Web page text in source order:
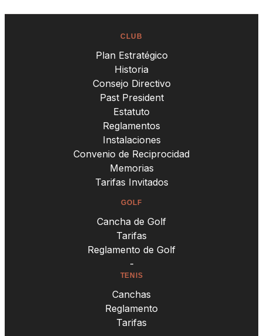
CLUB
Plan Estratégico
Historia
Consejo Directivo
Past President
Estatuto
Reglamentos
Instalaciones
Convenio de Reciprocidad
Memorias
Tarifas Invitados
GOLF
Cancha de Golf
Tarifas
Reglamento de Golf
-
TENIS
Canchas
Reglamento
Tarifas